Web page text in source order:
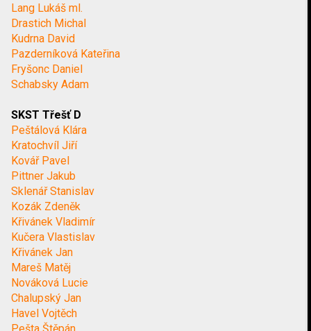
Lang Lukáš ml.
Drastich Michal
Kudrna David
Pazderníková Kateřina
Fryšonc Daniel
Schabsky Adam
SKST Třešť D
Peštálová Klára
Kratochvíl Jiří
Kovář Pavel
Pittner Jakub
Sklenář Stanislav
Kozák Zdeněk
Křivánek Vladimír
Kučera Vlastislav
Křivánek Jan
Mareš Matěj
Nováková Lucie
Chalupský Jan
Havel Vojtěch